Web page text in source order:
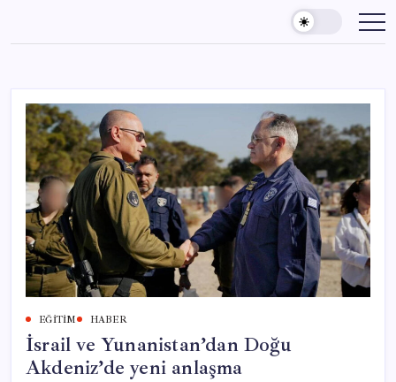
content
EĞITIM HABER
İsrail ve Yunanistan’dan Doğu
Akdeniz’de yeni anlaşma